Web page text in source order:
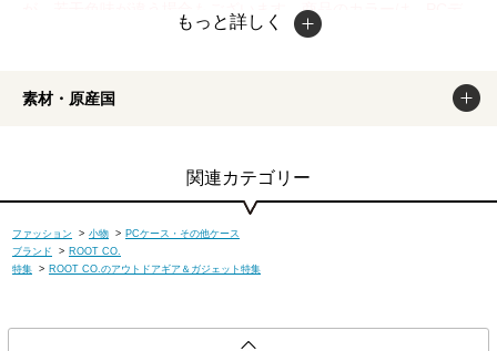
が、若干色味が違う場合もございます。商品のカラーは、PCデ
ィスプレイの性質上、実際の色と異なって見える場合がございま
もっと詳しく
素材・原産国
関連カテゴリー
ファッション > 小物 > PCケース・その他ケース
ブランド
> ROOT CO.
特集 > ROOT CO.のアウトドアギア＆ガジェット特集